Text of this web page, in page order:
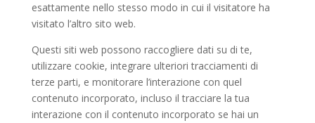
esattamente nello stesso modo in cui il visitatore ha
visitato l’altro sito web.
Questi siti web possono raccogliere dati su di te,
utilizzare cookie, integrare ulteriori tracciamenti di
terze parti, e monitorare l’interazione con quel
contenuto incorporato, incluso il tracciare la tua
interazione con il contenuto incorporato se hai un